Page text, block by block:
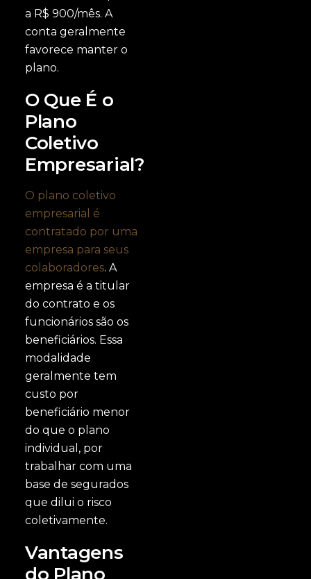
a R$ 900/mês. A
conta geralmente
favorece manter o
plano.
O Que É o
Plano
Coletivo
Empresarial?
O plano coletivo
empresarial é
contratado por uma
empresa para seus
colaboradores. A
empresa é a titular
do contrato e os
funcionários são os
beneficiários. Essa
modalidade
geralmente tem
custo por
beneficiário menor
do que o plano
individual, por
trabalhar com uma
base de segurados
que dilui o risco
coletivamente.
Vantagens
do Plano